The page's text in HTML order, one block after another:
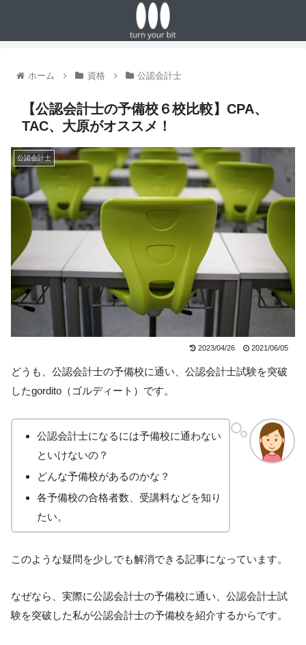
ホーム 資格 公認会計士
【公認会計士の予備校６校比較】CPA、
TAC、大原がオススメ！
公認会計士
2023/04/26 2021/06/05
どうも、公認会計士の予備校に通い、公認会計士試験を突破
したgordito（ゴルディート）です。
公認会計士になるには予備校に通わない
といけないの？
どんな予備校があるのかな？
各予備校の合格者数、受講料などを知り
たい。
このような疑問を少しでも解消できる記事になっています。
なぜなら、実際に公認会計士の予備校に通い、公認会計士試
験を突破した私が公認会計士の予備校を紹介するからです。